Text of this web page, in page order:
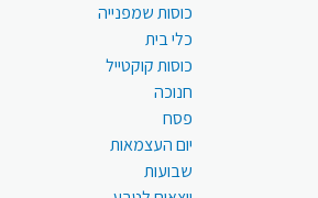
כוסות שמפנייה
כלי בית
כוסות קוקטייל
חנוכה
פסח
יום העצמאות
שבועות